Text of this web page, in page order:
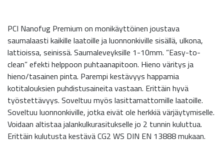
PCI Nanofug Premium on monikäyttöinen joustava
saumalaasti kaikille laatoille ja luonnonkiville sisällä, ulkona,
lattioissa, seinissä. Saumaleveyksille 1-10mm. ”Easy-to-
clean” efekti helppoon puhtaanapitoon. Hieno väritys ja
hieno/tasainen pinta. Parempi kestävyys happamia
kotitalouksien puhdistusaineita vastaan. Erittäin hyvä
työstettävyys. Soveltuu myös lasittamattomille laatoille.
Soveltuu luonnonkiville, jotka eivät ole herkkiä värjäytymiselle.
Voidaan altistaa jalankulkurasitukselle jo 2 tunnin kuluttua.
Erittäin kulutusta kestävä CG2 WS DIN EN 13888 mukaan.